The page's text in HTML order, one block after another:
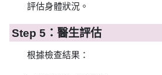
評估身體狀況。
Step 5：醫生評估
根據檢查結果：